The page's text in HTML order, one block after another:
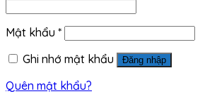
Mật khẩu *
Ghi nhớ mật khẩu
Đăng nhập
Quên mật khẩu?